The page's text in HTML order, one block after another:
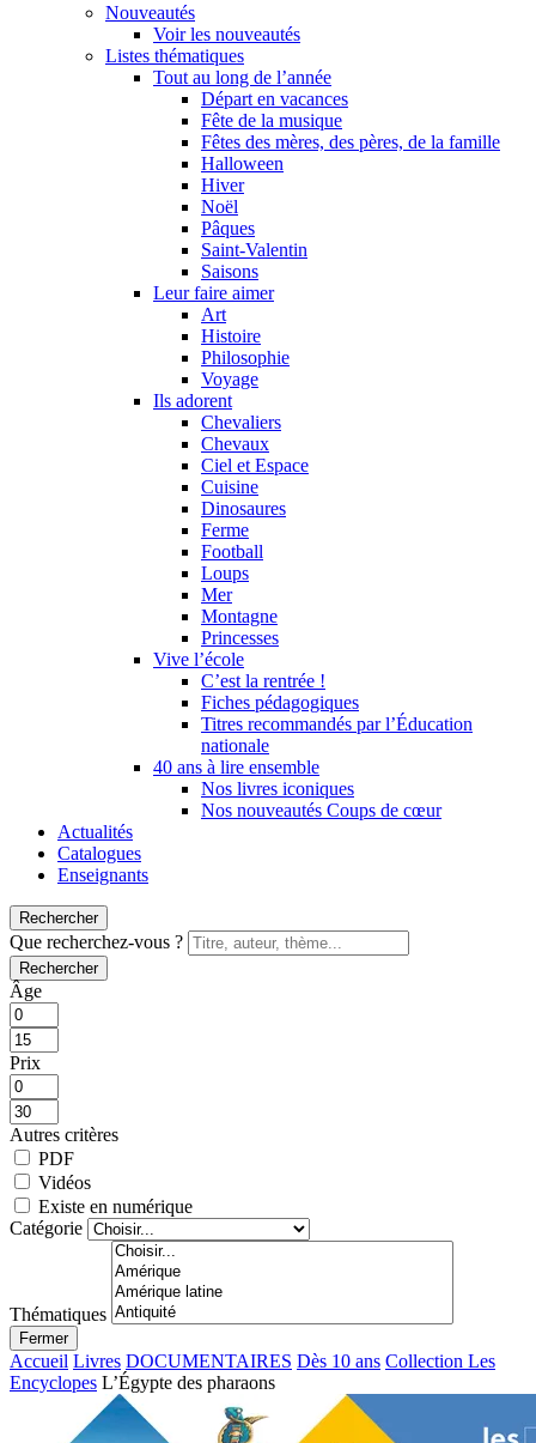
Nouveautés
Voir les nouveautés
Listes thématiques
Tout au long de l’année
Départ en vacances
Fête de la musique
Fêtes des mères, des pères, de la famille
Halloween
Hiver
Noël
Pâques
Saint-Valentin
Saisons
Leur faire aimer
Art
Histoire
Philosophie
Voyage
Ils adorent
Chevaliers
Chevaux
Ciel et Espace
Cuisine
Dinosaures
Ferme
Football
Loups
Mer
Montagne
Princesses
Vive l’école
C’est la rentrée !
Fiches pédagogiques
Titres recommandés par l’Éducation
nationale
40 ans à lire ensemble
Nos livres iconiques
Nos nouveautés Coups de cœur
Actualités
Catalogues
Enseignants
Rechercher
Que recherchez-vous ?
Rechercher
Âge
Prix
Autres critères
PDF
Vidéos
Existe en numérique
Catégorie
Thématiques
Fermer
Accueil Livres DOCUMENTAIRES Dès 10 ans Collection Les
Encyclopes L’Égypte des pharaons